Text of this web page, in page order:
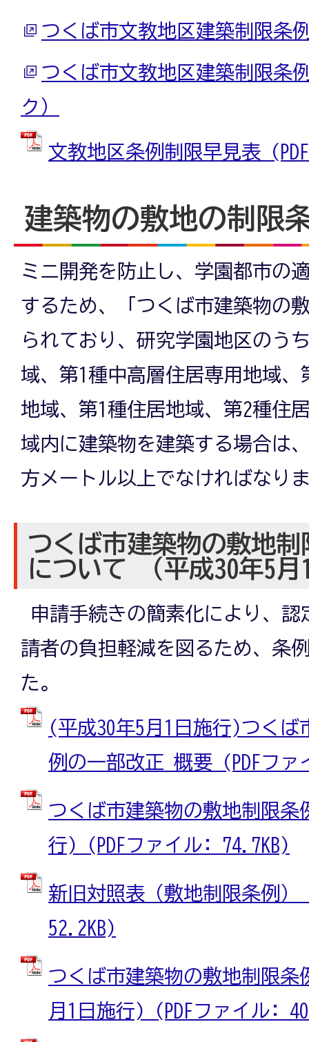
つくば市文教地区建築制限条
つくば市文教地区建築制限条
ク）
文教地区条例制限早見表
建築物の敷地の制限
ミニ開発を防止し、学園都市の
するため、「つくば市建築物の
られており、研究学園地区のう
域、第1種中高層住居専用地域、
地域、第1種住居地域、第2種住
域内に建築物を建築する場合は
方メートル以上でなければなり
つくば市建築物の敷地
について （平成30年5
申請手続きの簡素化により、認
請者の負担軽減を図るため、条
た。
(平成30年5月1日施行)つくば
例の一部改正 概要 (PDFフ
つくば市建築物の敷地制限条
行) (PDFファイル: 74.7KB)
新旧対照表（敷地制限条例）
52.2KB)
つくば市建築物の敷地制限条
月1日施行) (PDFファイル: